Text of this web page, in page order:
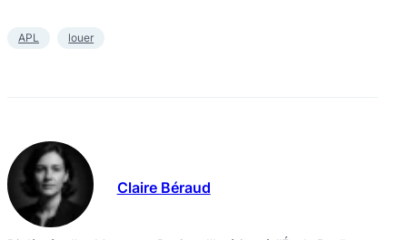
APL louer
Claire Béraud